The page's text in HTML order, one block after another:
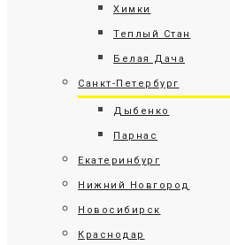
Химки
Теплый Стан
Белая Дача
Санкт-Петербург
Дыбенко
Парнас
Екатеринбург
Нижний Новгород
Новосибирск
Краснодар